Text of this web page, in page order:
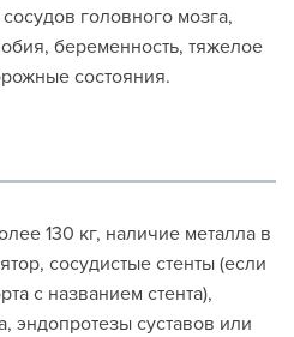
головного мозга,
беременность, тяжелое
состояния.
130 кг, наличие металла в
сосудистые стенты (если
с названием стента),
эндопротезы суставов или